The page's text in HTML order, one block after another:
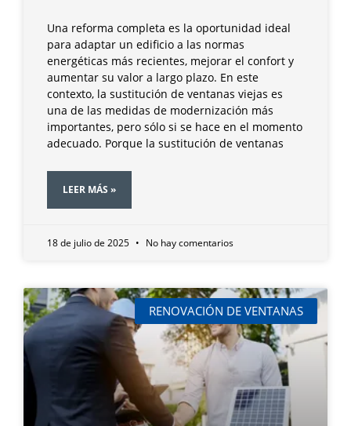
Una reforma completa es la oportunidad ideal
para adaptar un edificio a las normas
energéticas más recientes, mejorar el confort y
aumentar su valor a largo plazo. En este
contexto, la sustitución de ventanas viejas es
una de las medidas de modernización más
importantes, pero sólo si se hace en el momento
adecuado. Porque la sustitución de ventanas
LEER MÁS »
18 de julio de 2025 No hay comentarios
RENOVACIÓN DE VENTANAS